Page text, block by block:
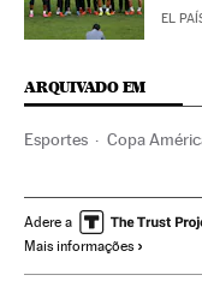
EL
ARQUIVADO EM
Esportes Copa
Seleções esportivas
Competições
Adere a
Mais informações